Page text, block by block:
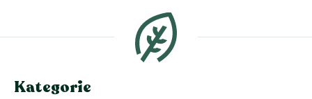
d
a
c
i
ä
Kategorie